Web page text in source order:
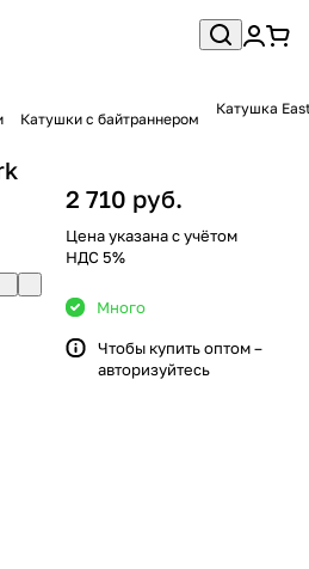
Катушки с байтраннером
Катушка
2 710 руб.
Цена указана с учётом
НДС 5%
Много
Чтобы купить оптом –
авторизуйтесь